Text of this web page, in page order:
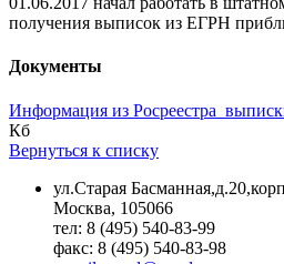
получения выписок из ЕГРН
Документы
Информация из
Кб
Вернуться к списку
ул.Старая
Москва, 105066
тел: 8 (495) 540-83-99
факс: 8 (495) 540-83-98